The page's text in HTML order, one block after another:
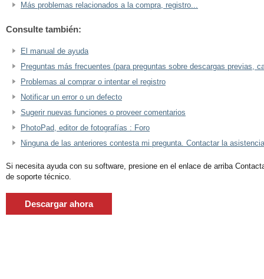
Más problemas relacionados a la compra, registro...
Consulte también:
El manual de ayuda
Preguntas más frecuentes (para preguntas sobre descargas previas,
Problemas al comprar o intentar el registro
Notificar un error o un defecto
Sugerir nuevas funciones o proveer comentarios
PhotoPad, editor de fotografías : Foro
Ninguna de las anteriores contesta mi pregunta. Contactar la
Si necesita ayuda con su software, presione en el enlace de arriba
de soporte técnico.
Descargar ahora